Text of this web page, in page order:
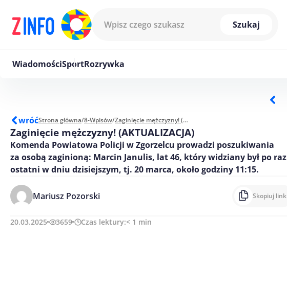
Szukaj
WiadomościSportRozrywka
wróćStrona główna/8-Wpisów/ Zaginięcie mężczyzny! (AKTUALIZACJA)
Zaginięcie mężczyzny! (AKTUALIZACJA)
Komenda Powiatowa Policji w Zgorzelcu prowadzi poszukiwania
za osobą zaginioną: Marcin Janulis, lat 46, który widziany był po raz
ostatni w dniu dzisiejszym, tj. 20 marca, około godziny 11:15.
Mariusz Pozorski Skopiuj link
20.03.2025 3659 Czas lektury:< 1 min